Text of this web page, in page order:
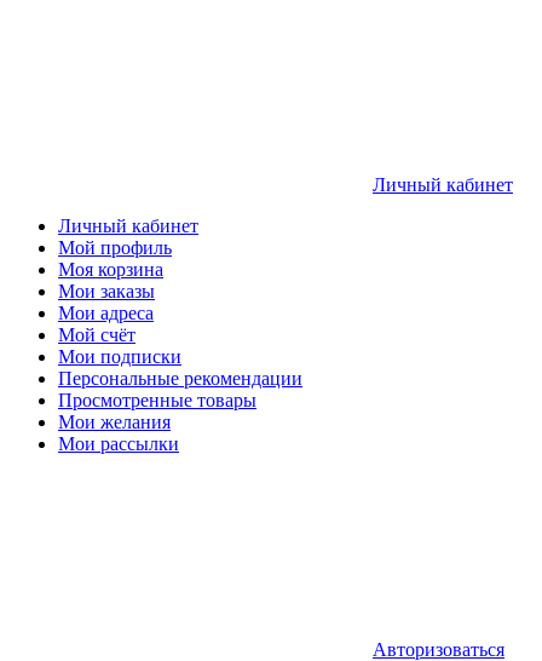
Личный кабинет
Личный кабинет
Мой профиль
Моя корзина
Мои заказы
Мои адреса
Мой счёт
Мои подписки
Персональные рекомендации
Просмотренные товары
Мои желания
Мои рассылки
Авторизоваться